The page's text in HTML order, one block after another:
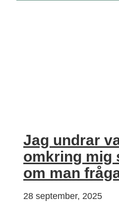
Jag undrar
omkring mig
om man
28 september, 2025